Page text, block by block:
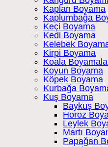
Kaplan Boyama
Kaplumbağa
Keçi Boyama
Kedi Boyama
Kelebek
Kirpi Boyama
Koala
Koyun Boyama
Köpek Boyama
Kurbağa
Kuş Boyama
Baykuş
Horoz
Leylek
Martı
Papağan